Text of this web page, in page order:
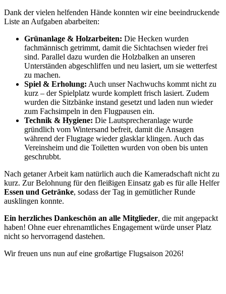
Dank der vielen helfenden Hände konnten wir eine beeindruckende
Liste an Aufgaben abarbeiten:
Grünanlage & Holzarbeiten: Die Hecken wurden
fachmännisch getrimmt, damit die Sichtachsen wieder frei
sind. Parallel dazu wurden die Holzbalken an unseren
Unterständen abgeschliffen und neu lasiert, um sie wetterfest
zu machen.
Spiel & Erholung: Auch unser Nachwuchs kommt nicht zu
kurz – der Spielplatz wurde komplett frisch lasiert. Zudem
wurden die Sitzbänke instand gesetzt und laden nun wieder
zum Fachsimpeln in den Flugpausen ein.
Technik & Hygiene: Die Lautsprecheranlage wurde
gründlich vom Wintersand befreit, damit die Ansagen
während der Flugtage wieder glasklar klingen. Auch das
Vereinsheim und die Toiletten wurden von oben bis unten
geschrubbt.
Nach getaner Arbeit kam natürlich auch die Kameradschaft nicht zu
kurz. Zur Belohnung für den fleißigen Einsatz gab es für alle Helfer
Essen und Getränke, sodass der Tag in gemütlicher Runde
ausklingen konnte.
Ein herzliches Dankeschön an alle Mitglieder, die mit angepackt
haben! Ohne euer ehrenamtliches Engagement würde unser Platz
nicht so hervorragend dastehen.
Wir freuen uns nun auf eine großartige Flugsaison 2026!